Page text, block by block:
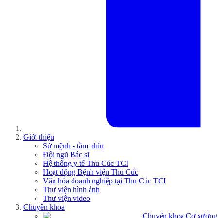
Giới thiệu
Sứ mệnh - tầm nhìn
Đội ngũ Bác sĩ
Hệ thống y tế Thu Cúc TCI
Hoạt động Bệnh viện Thu Cúc
Văn hóa doanh nghiệp tại Thu Cúc TCI
Thư viện hình ảnh
Thư viện video
Chuyên khoa
Chuyên khoa Cơ